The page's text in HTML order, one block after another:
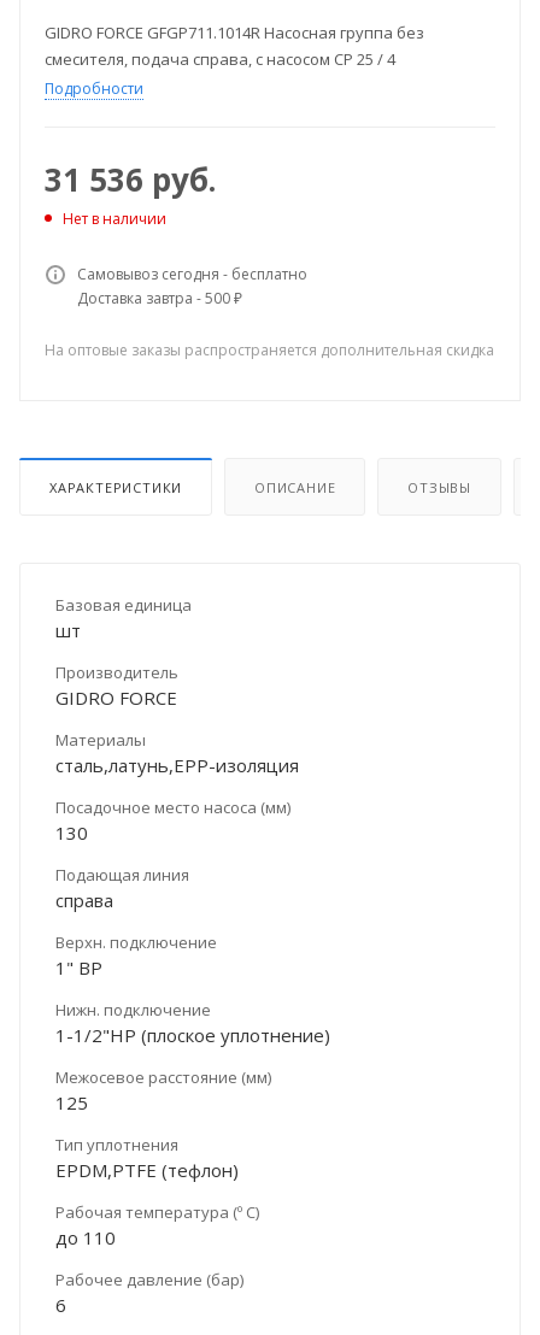
GIDRO FORCE GFGP711.1014R Насосная группа без
смесителя, подача справа, с насосом CP 25 / 4
Подробности
31 536 руб.
Нет в наличии
Самовывоз сегодня - бесплатно
Доставка завтра - 500 ₽
На оптовые заказы распространяется дополнительная скидка
ХАРАКТЕРИСТИКИ ОПИСАНИЕ ОТЗЫВЫ
Базовая единица
шт
Производитель
GIDRO FORCE
Материалы
сталь,латунь,ЕРР-изоляция
Посадочное место насоса (мм)
130
Подающая линия
справа
Верхн. подключение
1" ВР
Нижн. подключение
1-1/2"НР (плоское уплотнение)
Межосевое расстояние (мм)
125
Тип уплотнения
EPDM,PTFE (тефлон)
Рабочая температура (º С)
до 110
Рабочее давление (бар)
6